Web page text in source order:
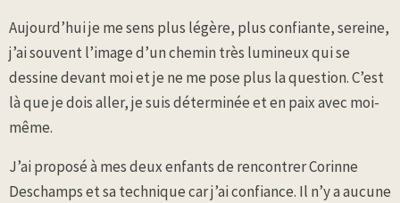
Aujourd’hui je me sens plus légère, plus confiante, sereine,
j’ai souvent l’image d’un chemin très lumineux qui se
dessine devant moi et je ne me pose plus la question. C’est
là que je dois aller, je suis déterminée et en paix avec moi-
même.
J’ai proposé à mes deux enfants de rencontrer Corinne
Deschamps et sa technique car j’ai confiance. Il n’y a aucune